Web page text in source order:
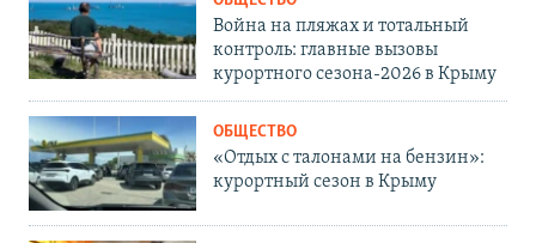
Война на пляжах и тотальный
контроль: главные вызовы
курортного сезона-2026 в Крыму
ОБЩЕСТВО
«Отдых с талонами на бензин»:
курортный сезон в Крыму